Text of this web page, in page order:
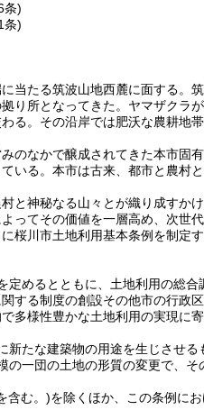
条)
条)
当たる筑波山地西麓に面する。
り所となってきた。ヤマザクラ
る。その沿岸では肥沃な農耕地
のなかで醸成されてきた本市固
いる。本市は古来、都市と農村
と神秘なる山々とが織り成すか
ってその価値を一層高め、次世
桜川市土地利用基本条例を制定す
定めるとともに、土地利用の総
する制度の創設その他市の行政
多様性豊かな土地利用の実現に
たな建築物の用途を生じさせる
一団の土地の形質の変更で、
含む。)を除くほか、この条例に